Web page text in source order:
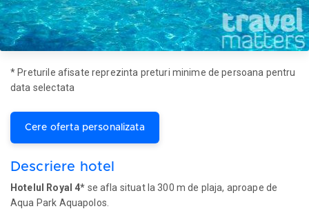
* Preturile afisate reprezinta preturi minime de persoana pentru
data selectata
Cere oferta personalizata
Descriere hotel
Hotelul Royal 4* se afla situat la 300 m de plaja, aproape de
Aqua Park Aquapolos.